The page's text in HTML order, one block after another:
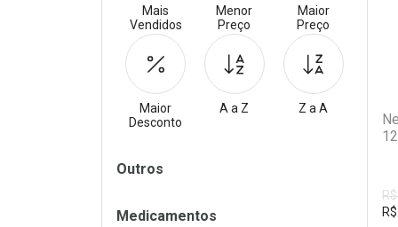
R$
Mais
Vendidos
Menor
Preço
Maior
Preço
Maior
Desconto
A a Z Z a A
Filtros
Outros
Medicamentos